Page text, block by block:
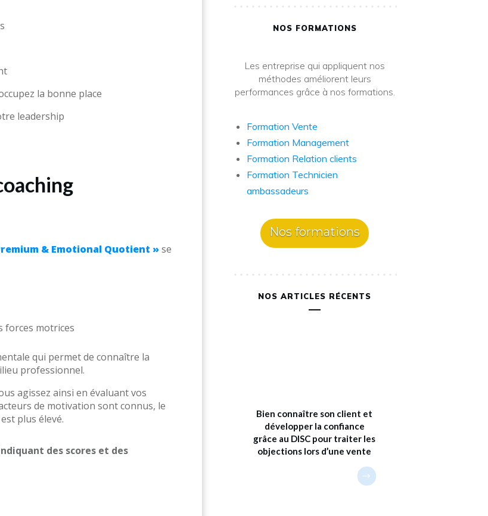
la bonne place
leadership
& Emotional Quotient »se
forces motrices
qui permet de connaître la
professionnel.
agissez ainsi en évaluant vos
de motivation sont connus, le
plus élevé.
des scores et des
NOS FORMATIONS
Les entreprise qui appliquent nos
méthodes améliorent leurs
performances grâce à nos formations.
Formation Vente
Formation Management
Formation Relation clients
Formation Technicien
ambassadeurs
Nos formations
NOS ARTICLES RÉCENTS
Bien connaître son client et
développer la confiance
grâce au DISC pour traiter les
objections lors d’une vente